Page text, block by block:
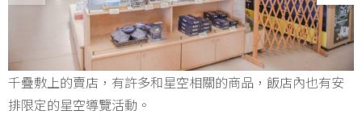
千疊敷上的賣店，有許多和星空相關的商品，飯店內也有安
排限定的星空導覽活動。